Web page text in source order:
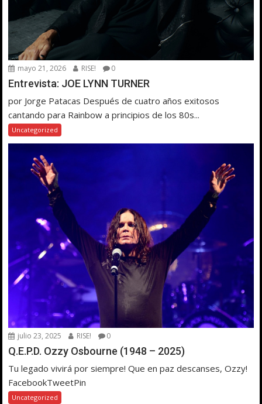
mayo 21, 2026 RISE! 0
Entrevista: JOE LYNN TURNER
por Jorge Patacas Después de cuatro años exitosos
cantando para Rainbow a principios de los 80s...
Uncategorized
julio 23, 2025 RISE! 0
Q.E.P.D. Ozzy Osbourne (1948 – 2025)
Tu legado vivirá por siempre! Que en paz descanses, Ozzy!
FacebookTweetPin
Uncategorized